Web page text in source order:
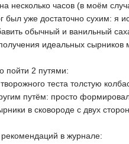
несколько часов (в моём
был уже достаточно сухим: я
обычный и ванильный
идеальных
пойти 2 путями:
теста толстую
путём: просто
в сковороде с двух сторон
в журнале: